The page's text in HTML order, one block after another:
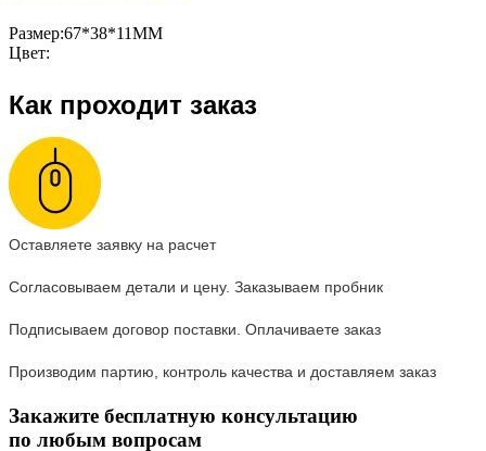
Размер:67*38*11MM
Цвет:
Как проходит заказ
Оставляете заявку на расчет
Согласовываем детали и цену. Заказываем пробник
Подписываем договор поставки. Оплачиваете заказ
Производим партию, контроль качества и доставляем заказ
Закажите бесплатную консультацию
по любым вопросам